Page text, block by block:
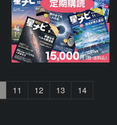
11 12 13
14